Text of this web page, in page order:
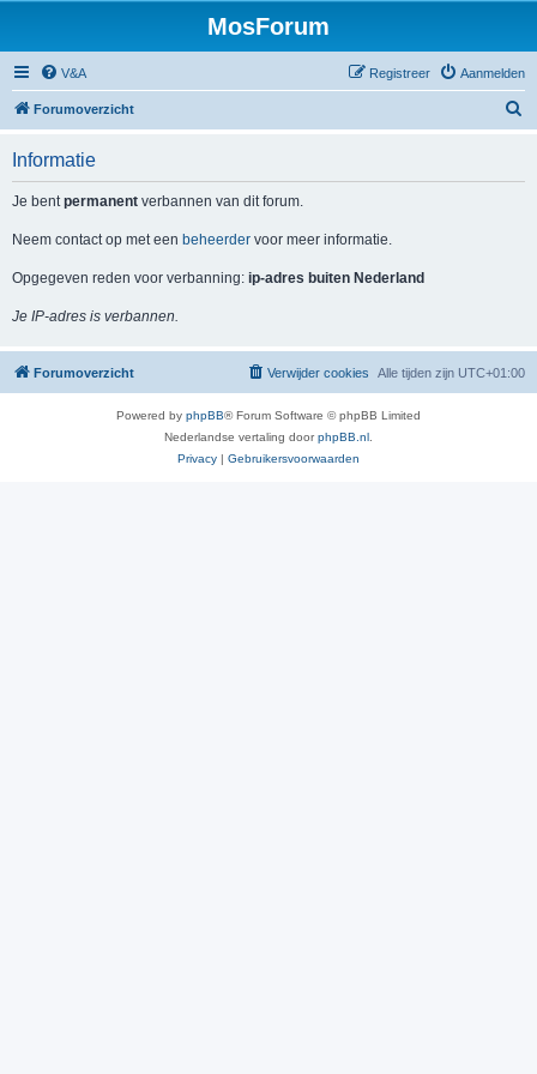
MosForum
V&A Aanmelden
Registreer
Forumoverzicht
Informatie
Je bentpermanent verbannen van dit forum.
Neem contact op met een beheerder voor meer informatie.
Opgegeven reden voor verbanning: ip-adres buiten Nederland
Je IP-adres is verbannen.
Forumoverzicht Alle tijden zijn UTC+01:00
Verwijder cookies
Powered by phpBB® Forum Software © phpBB Limited
Nederlandse vertaling doorphpBB.nl
Privacy | Gebruikersvoorwaarden